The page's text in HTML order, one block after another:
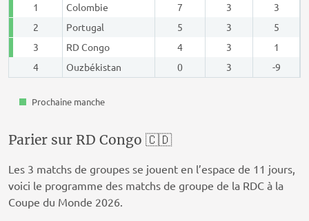
1 Colombie 7 3
3
2
Portugal 5 3
5
3
RD Congo 4 3
1
4
Ouzbékistan 0 3 -9
Prochaine manche
Parier sur RD Congo 🇨🇩
Les 3 matchs de groupes se jouent en l’espace de 11 jours,
voici le programme des matchs de groupe de la RDC à la
Coupe du Monde 2026.